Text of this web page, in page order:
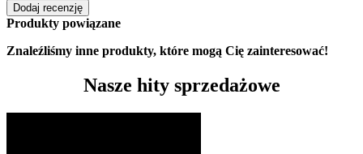
Dodaj recenzję
Produkty powiązane
Znaleźliśmy inne produkty, które mogą Cię zainteresować!
Nasze hity sprzedażowe